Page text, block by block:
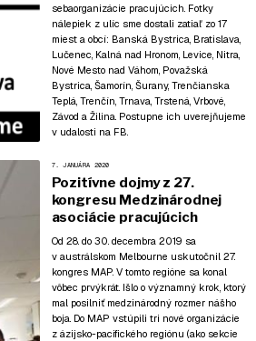
sebaorganizácie pracujúcich. Fotky
nálepiek z ulíc sme dostali zatiaľ zo 17
miest a obcí: Banská Bystrica, Bratislava,
Lučenec, Kalná nad Hronom, Levice, Nitra,
Nové Mesto nad Váhom, Považská
Bystrica, Šamorín, Šurany, Trenčianska
Teplá, Trenčín, Trnava, Trstená, Vrbové,
Závod a Žilina. Postupne ich uverejňujeme
v udalosti na FB
7. JANUÁRA 2020
Pozitívne dojmy z 27.
kongresu Medzinárodnej
asociácie pracujúcich
Od 28. do 30. decembra 2019 sa
v austrálskom Melbourne uskutočnil 27.
kongres MAP. V tomto regióne sa konal
vôbec prvýkrát. Išlo o významný krok, ktorý
mal posilniť medzinárodný rozmer nášho
boja. Do MAP vstúpili tri nové organizácie
z ázijsko-pacifického regiónu (ako sekcie